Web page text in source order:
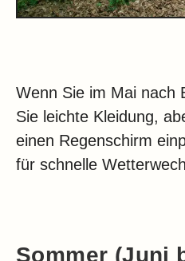
Wenn Sie im Mai nach
Sie leichte Kleidung,
einen Regenschirm
für schnelle
Sommer (Juni